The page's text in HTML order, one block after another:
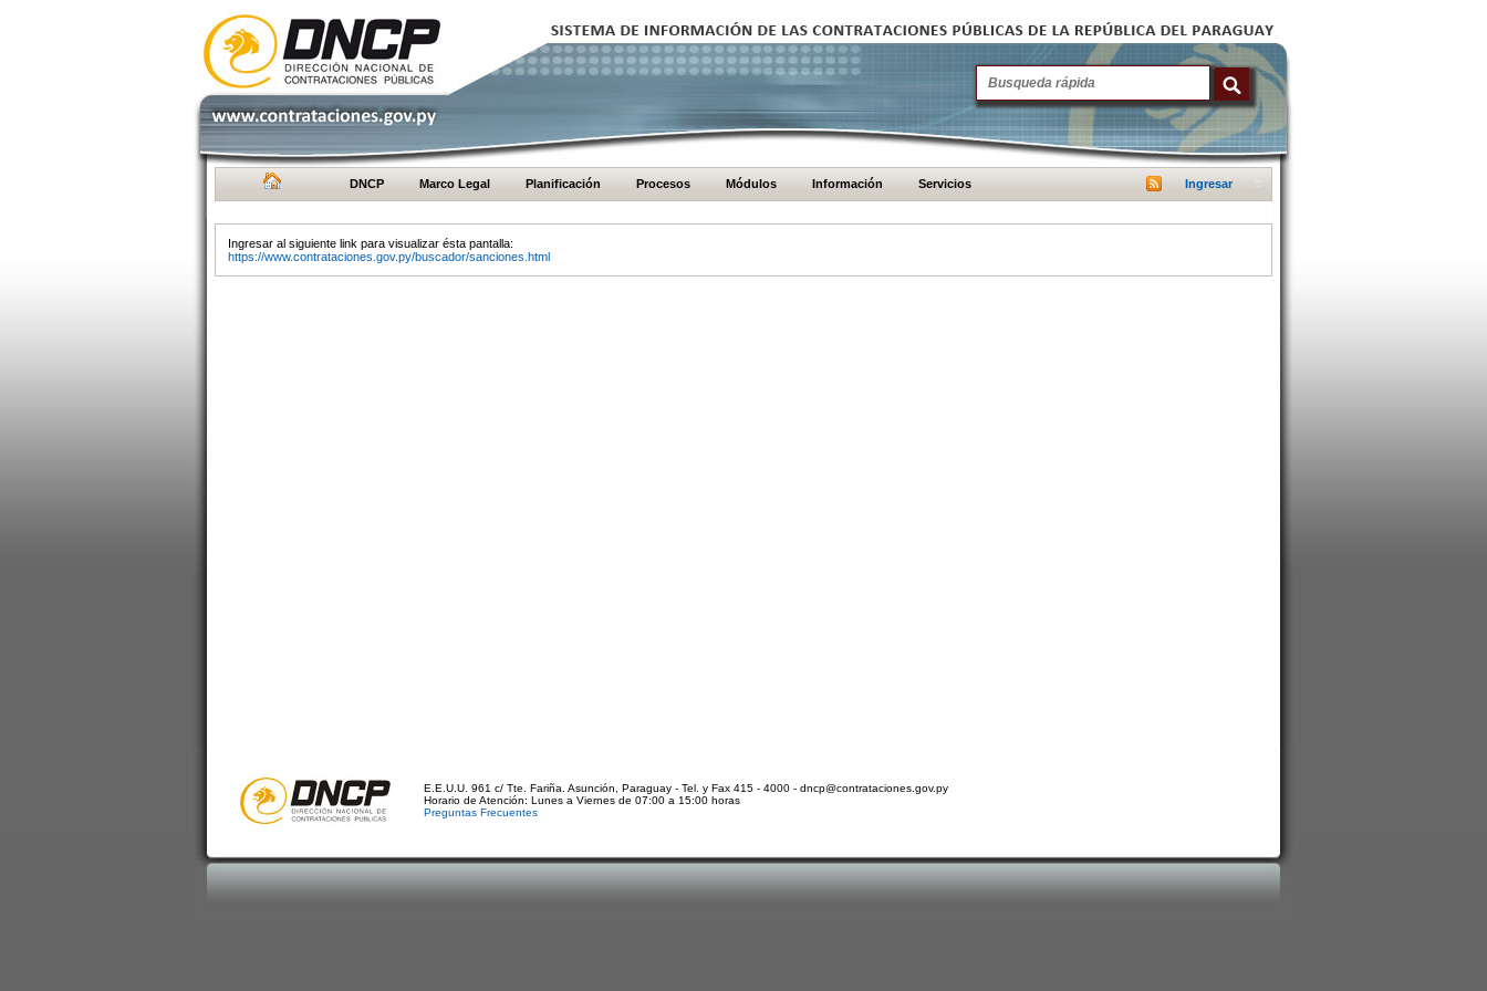
DNCP Marco Legal Planificación Procesos Módulos Información Servicios Ingresar
Ingresar al siguiente link para visualizar ésta pantalla:
https://www.contrataciones.gov.py/buscador/sanciones.html
E.E.U.U. 961 c/ Tte. Fariña. Asunción, Paraguay - Tel. y Fax 415 - 4000 - dncp@contrataciones.gov.py
Horario de Atención: Lunes a Viernes de 07:00 a 15:00 horas
Preguntas Frecuentes